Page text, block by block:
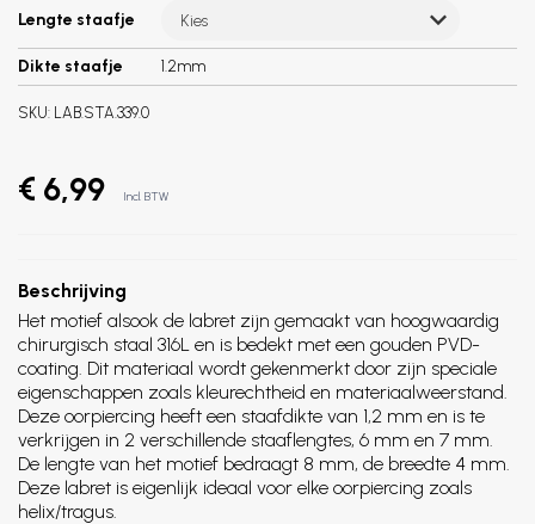
Lengte staafje Kies
Dikte staafje 1.2mm
SKU: LAB.STA.339.0
€ 6,99 Incl. BTW
Beschrijving
Het motief alsook de labret zijn gemaakt van hoogwaardig
chirurgisch staal 316L en is bedekt met een gouden PVD-
coating. Dit materiaal wordt gekenmerkt door zijn speciale
eigenschappen zoals kleurechtheid en materiaalweerstand.
Deze oorpiercing heeft een staafdikte van 1,2 mm en is te
verkrijgen in 2 verschillende staaflengtes, 6 mm en 7 mm.
De lengte van het motief bedraagt 8 mm, de breedte 4 mm.
Deze labret is eigenlijk ideaal voor elke oorpiercing zoals
helix/tragus.